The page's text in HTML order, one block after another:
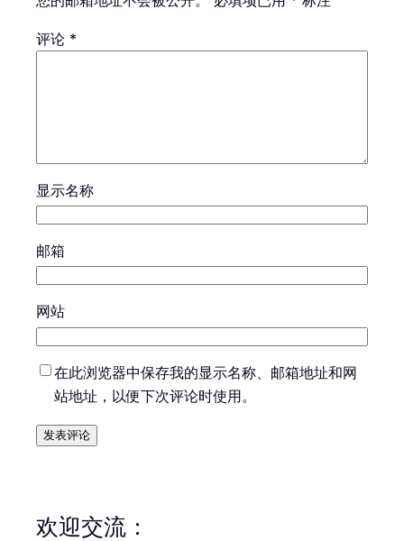
评论 *
显示名称
邮箱
网站
在此浏览器中保存我的显示名称、邮箱地址和网
站地址，以便下次评论时使用。
欢迎交流：